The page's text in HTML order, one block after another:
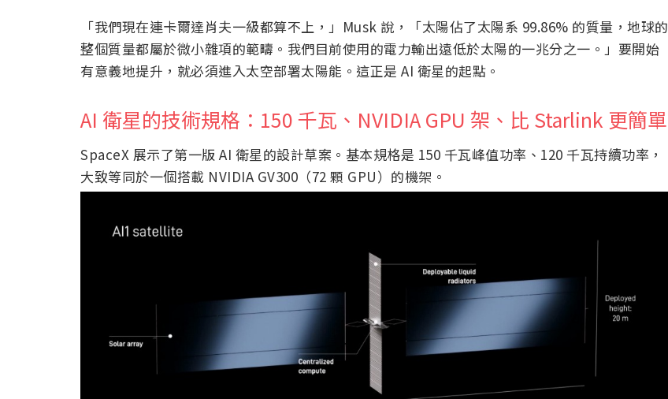
「我們現在連卡爾達肖夫一級都算不上，」Musk 說，「太陽佔了太陽系 99.86% 的質量，地球的
整個質量都屬於微小雜項的範疇。我們目前使用的電力輸出遠低於太陽的一兆分之一。」要開始
有意義地提升，就必須進入太空部署太陽能。這正是 AI 衛星的起點。
AI 衛星的技術規格：150 千瓦、NVIDIA GPU 架、比 Starlink 更簡單
SpaceX 展示了第一版 AI 衛星的設計草案。基本規格是 150 千瓦峰值功率、120 千瓦持續功率，
大致等同於一個搭載 NVIDIA GV300（72 顆 GPU）的機架。